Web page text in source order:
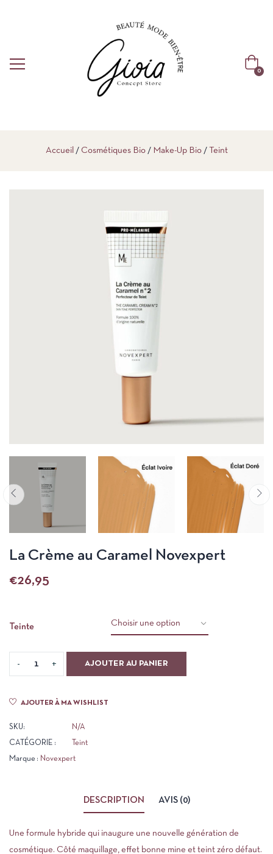
0
Accueil Cosmétiques Bio Make-Up Bio Teint
La Crème au Caramel Novexpert
€26,95
Teinte
AJOUTER AU PANIER
AJOUTER À MA WISHLIST
SKU: N/A
CATÉGORIE : Teint
Marque : Novexpert
DESCRIPTION AVIS (0)
Une formule hybride qui inaugure une nouvelle génération de
cosmétique. Côté maquillage, effet bonne mine et teint zéro défaut.